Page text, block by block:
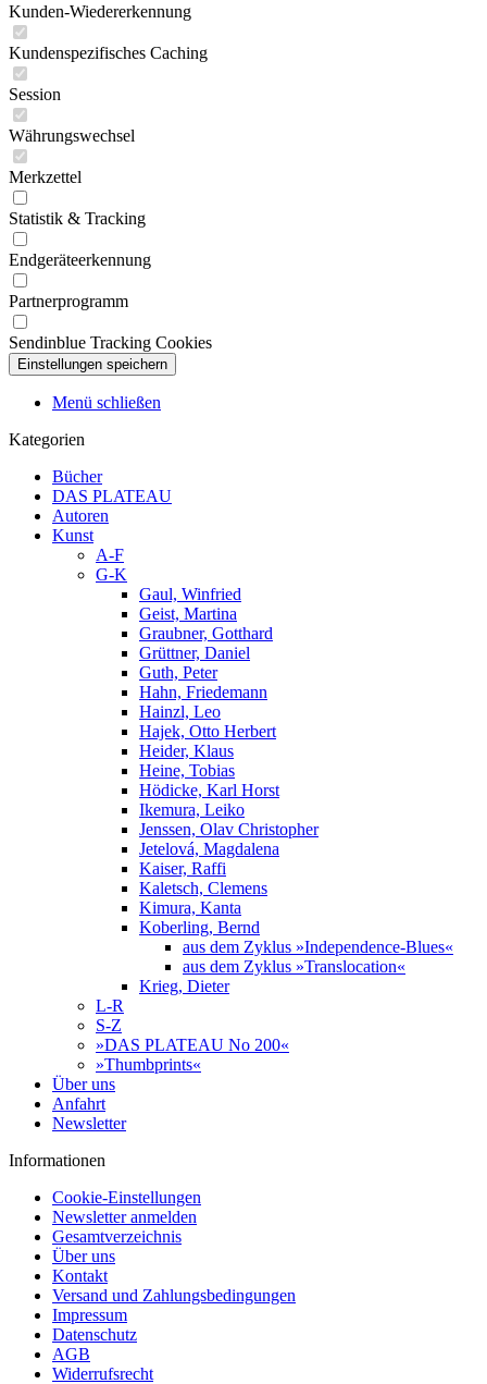
Kunden-Wiedererkennung
Kundenspezifisches Caching
Session
Währungswechsel
Merkzettel
Statistik & Tracking
Endgeräteerkennung
Partnerprogramm
Sendinblue Tracking Cookies
Menü schließen
Kategorien
Bücher
DAS PLATEAU
Autoren
Kunst
A-F
G-K
Gaul, Winfried
Geist, Martina
Graubner, Gotthard
Grüttner, Daniel
Guth, Peter
Hahn, Friedemann
Hainzl, Leo
Hajek, Otto Herbert
Heider, Klaus
Heine, Tobias
Hödicke, Karl Horst
Ikemura, Leiko
Jenssen, Olav Christopher
Jetelová, Magdalena
Kaiser, Raffi
Kaletsch, Clemens
Kimura, Kanta
Koberling, Bernd
aus dem Zyklus »Independence-Blues«
aus dem Zyklus »Translocation«
Krieg, Dieter
L-R
S-Z
»DAS PLATEAU No 200«
»Thumbprints«
Über uns
Anfahrt
Newsletter
Informationen
Cookie-Einstellungen
Newsletter anmelden
Gesamtverzeichnis
Über uns
Kontakt
Versand und Zahlungsbedingungen
Impressum
Datenschutz
AGB
Widerrufsrecht